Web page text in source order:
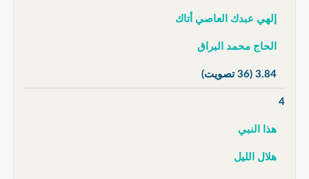
إلهي عبدك العاصي أتاك
الحاج محمد البراق
3.84 (36 تصويت)
4
هذا النبي
هلال الليل